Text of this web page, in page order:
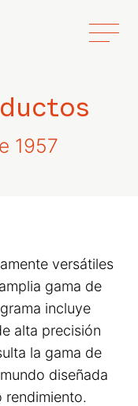
1957
versátiles
gama de
incluye
alta precisión
la gama de
diseñada
rendimiento.